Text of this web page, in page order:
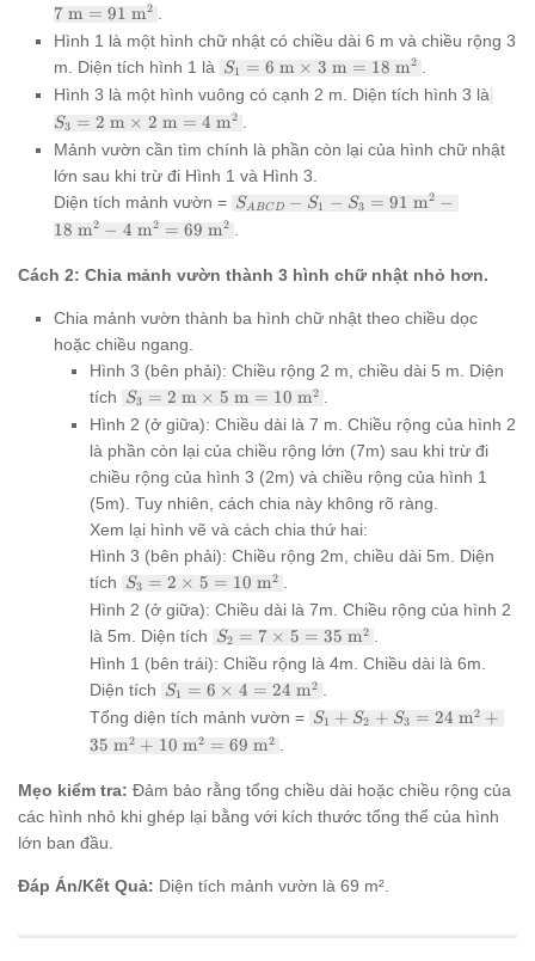
\times 7
\text{ m}
= 91
\text{
7 m = 91 m2
Hình 1 là một hình chữ nhật có chiều dài 6 m và chiều rộng 3
m. Diện tích hình 1 là S_1 =
\text{
m}
\times
3
\text{
m} =
18
m}^2
S1 = 6 m × 3 m = 18 m2
Hình 3 là một hình vuông có cạnh 2 m. Diện tích hình 3 là
m}
S3 = 2 m × 2 m = 4 m2
Mảnh vườn cần tìm chính là phần còn lại của hình chữ nhật
lớn sau khi trừ đi Hình 1 và Hình 3.
Diện tích mảnh vườn = S_{ABCD}
= 91
m}^2 - 18
m}^2 - 4
m}^2 = 69
\text{
m}^2
SABCD − S1 − S3 = 91 m2 −
18 m2 − 4 m2 = 69 m2
Cách 2: Chia mảnh vườn thành 3 hình chữ nhật nhỏ hơn.
Chia mảnh vườn thành ba hình chữ nhật theo chiều dọc
hoặc chiều ngang.
Hình 3 (bên phải): Chiều rộng 2 m, chiều dài 5 m. Diện
tích S_3 =
2
\text{
m}
\times
\text{
m} =
10
\text{
m}^2
S3 = 2 m × 5 m = 10 m2
Hình 2 (ở giữa): Chiều dài là 7 m. Chiều rộng của hình 2
là phần còn lại của chiều rộng lớn (7m) sau khi trừ đi
chiều rộng của hình 3 (2m) và chiều rộng của hình 1
(5m). Tuy nhiên, cách chia này không rõ ràng.
Xem lại hình vẽ và cách chia thứ hai:
Hình 3 (bên phải): Chiều rộng 2m, chiều dài 5m. Diện
tích S_3 =
2
\times
5 = 10
\text{
m}^2
S3 = 2 × 5 = 10 m2
Hình 2 (ở giữa): Chiều dài là 7m. Chiều rộng của hình 2
là 5m. Diện tích S_2 =
\times
5 = 35
\text{
m}^2
S2 = 7 × 5 = 35 m2
Hình 1 (bên trái): Chiều rộng là 4m. Chiều dài là 6m.
Diện tích S_1 =
\times
4 = 24
m}^2
S1 = 6 × 4 = 24 m2
Tổng diện tích mảnh vườn = S_1 +
\text{
m}^2
m}^2
+ 10
S1 + S2 + S3 = 24 m2 +
35 m2 + 10 m2 = 69 m2
Mẹo kiểm tra: Đảm bảo rằng tổng chiều dài hoặc chiều rộng của
các hình nhỏ khi ghép lại bằng với kích thước tổng thể của hình
lớn ban đầu.
Đáp Án/Kết Quả: Diện tích mảnh vườn là 69 m².